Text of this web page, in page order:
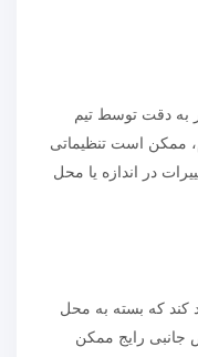
به دقت توسط تیم
ممکن است تنظیماتی
در اندازه یا محل
کند که بسته به محل
رایج ممکن